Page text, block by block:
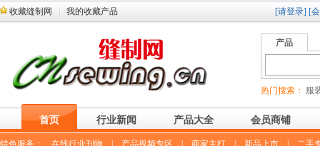
收藏缝制网 我的收藏产品 [请登录] [
产品
热门搜索： 服
首页 行业新闻 产品大全 会员商铺
特色服务： 在线行业刊物 产品视频专区 商家主打 新品上市 二手